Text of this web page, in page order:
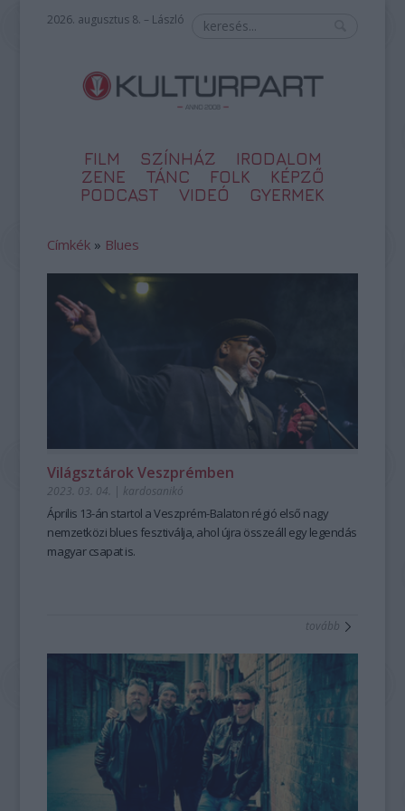
2026. augusztus 8. – László
FILM SZÍNHÁZ
IRODALOM
ZENE
TÁNC FOLK
KÉPZŐ
PODCAST
VIDEÓ GYERMEK
Címkék » Blues
Világsztárok Veszprémben
2023. 03. 04. | kardosanikó
Április 13-án startol a Veszprém-Balaton régió első nagy
nemzetközi blues fesztiválja, ahol újra összeáll egy legendás
magyar csapat is.
tovább